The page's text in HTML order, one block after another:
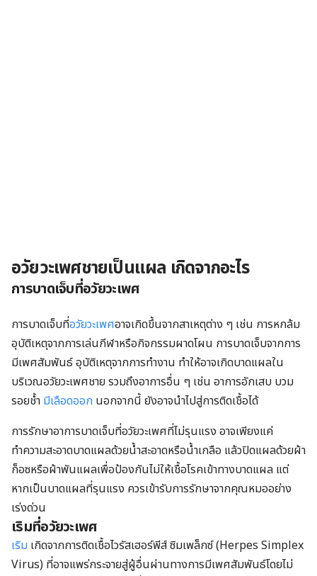
อวัยวะเพศชายเป็นแผล เกิดจากอะไร
การบาดเจ็บที่อวัยวะเพศ
การบาดเจ็บที่อวัยวะเพศอาจเกิดขึ้นจากสาเหตุต่าง ๆ เช่น การหกล้ม
อุบัติเหตุจากการเล่นกีฬาหรือกิจกรรมผาดโผน การบาดเจ็บจากการ
มีเพศสัมพันธ์ อุบัติเหตุจากการทำงาน ทำให้อาจเกิดบาดแผลใน
บริเวณอวัยวะเพศชาย รวมถึงอาการอื่น ๆ เช่น อาการอักเสบ บวม
รอยช้ำ มีเลือดออก นอกจากนี้ ยังอาจนำไปสู่การติดเชื้อได้
การรักษาอาการบาดเจ็บที่อวัยวะเพศที่ไม่รุนแรง อาจเพียงแค่
ทำความสะอาดบาดแผลด้วยน้ำสะอาดหรือน้ำเกลือ แล้วปิดแผลด้วยผ้า
ก็อซหรือผ้าพันแผลเพื่อป้องกันไม่ให้เชื้อโรคเข้าทางบาดแผล แต่
หากเป็นบาดแผลที่รุนแรง ควรเข้ารับการรักษาจากคุณหมออย่าง
เร่งด่วน
เริมที่อวัยวะเพศ
เริม เกิดจากการติดเชื้อไวรัสเฮอร์พีส์ ซิมเพล็กซ์ (Herpes Simplex
Virus) ที่อาจแพร่กระจายสู่ผู้อื่นผ่านทางการมีเพศสัมพันธ์โดยไม่